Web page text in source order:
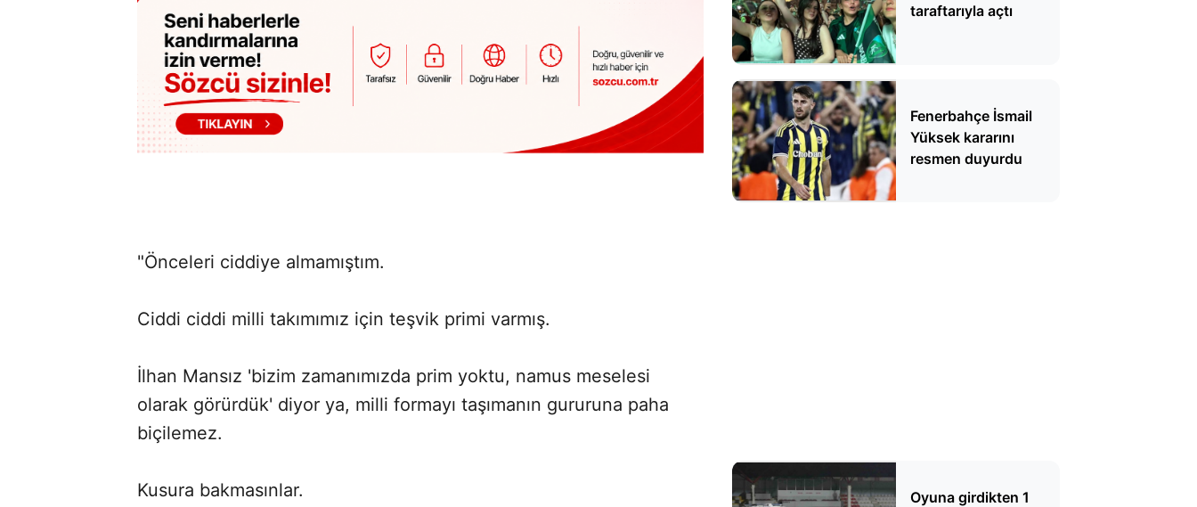
"Önceleri ciddiye almamıştım.
Ciddi ciddi milli takımımız için teşvik primi varmış.
İlhan Mansız 'bizim zamanımızda prim yoktu, namus meselesi
olarak görürdük' diyor ya, milli formayı taşımanın gururuna paha
biçilemez.
Kusura bakmasınlar.
taraftarıyla açtı
Fenerbahçe İsmail
Yüksek kararını
resmen duyurdu
Oyuna girdikten 1